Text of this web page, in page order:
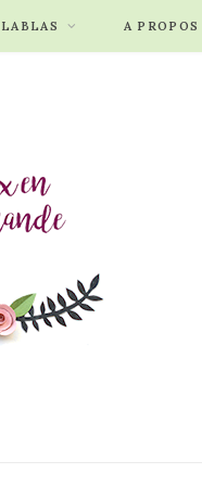
A PROPOS